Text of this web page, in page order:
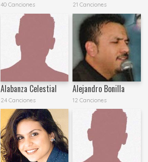
40 Canciones 21 Canciones
Alabanza Celestial
24 Canciones
Alejandro Bonilla
12 Canciones